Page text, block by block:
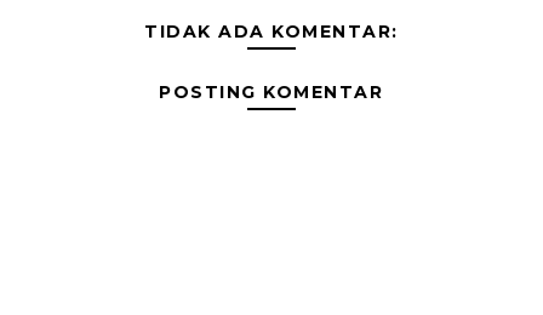
TIDAK ADA KOMENTAR:
POSTING KOMENTAR